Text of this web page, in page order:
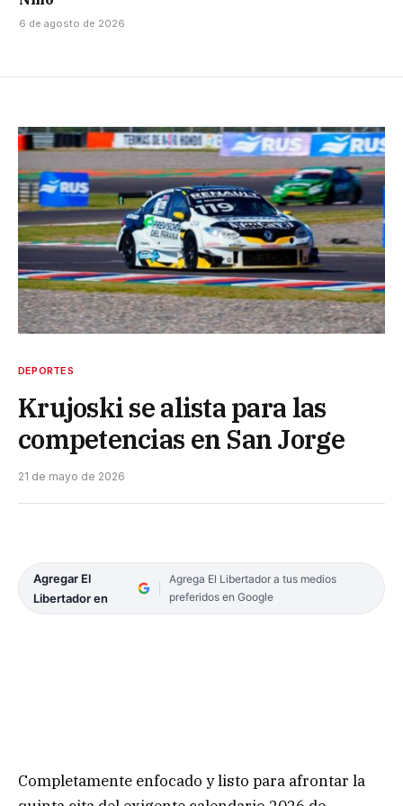
6 de agosto de 2026
DEPORTES
Krujoski se alista para las
competencias en San Jorge
21 de mayo de 2026
Agregar El
Libertador en
Agrega El Libertador a tus medios
preferidos en Google
Completamente enfocado y listo para afrontar la